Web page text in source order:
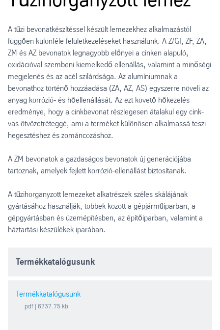
A tűzi bevonatkészítéssel készült lemezekhez alkalmazástól
függően különféle felületkezeléseket használunk. A Z/GI, ZF, ZA,
ZM és AZ bevonatok legnagyobb előnyei a cinken alapuló,
oxidációval szembeni kiemelkedő ellenállás, valamint a minőségi
megjelenés és az acél szilárdsága. Az alumíniumnak a
bevonathoz történő hozzáadása (ZA, AZ, AS) egyszerre növeli az
anyag korrózió- és hőellenállását. Az ezt követő hőkezelés
eredménye, hogy a cinkbevonat részlegesen átalakul egy cink-
vas ötvözetréteggé, ami a terméket különösen alkalmassá teszi
hegesztéshez és zománcozáshoz.
A ZM bevonatok a gazdaságos bevonatok új generációjába
tartoznak, amelyek fejlett korrózió-ellenállást biztosítanak.
A tűzihorganyzott lemezeket alkatrészek széles skálájának
gyártásához használják, többek között a gépjárműiparban, a
gépgyártásban és üzemépítésben, az építőiparban, valamint a
háztartási készülékek iparában.
Termékkatalógusunk
Termékkatalógusunk
pdf | 6737.75 kb